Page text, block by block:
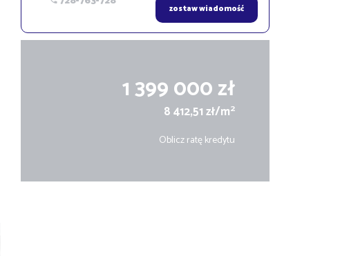
zostaw wiadomość
1 399 000 zł
8 412,51 zł/m2
Oblicz ratę kredytu